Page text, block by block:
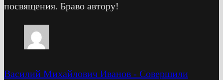
посвящения. Браво автору!
Василий Михайлович Иванов - Cовершили